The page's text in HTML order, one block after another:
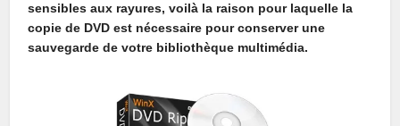
sensibles aux rayures, voilà la raison pour laquelle la
copie de DVD est nécessaire pour conserver une
sauvegarde de votre bibliothèque multimédia.